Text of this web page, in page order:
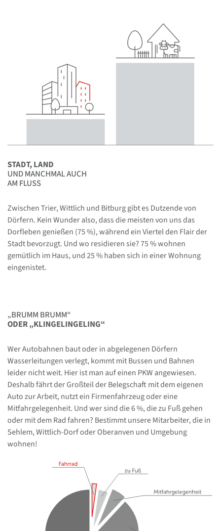
STADT, LAND
UND MANCHMAL AUCH
AM FLUSS
Zwischen Trier, Wittlich und Bitburg gibt es Dutzende von
Dörfern. Kein Wunder also, dass die meisten von uns das
Dorfleben genießen (75 %), während ein Viertel den Flair der
Stadt bevorzugt. Und wo residieren sie? 75 % wohnen
gemütlich im Haus, und 25 % haben sich in einer Wohnung
eingenistet.
„BRUMM BRUMM“
ODER „KLINGELINGELING“
Wer Autobahnen baut oder in abgelegenen Dörfern
Wasserleitungen verlegt, kommt mit Bussen und Bahnen
leider nicht weit. Hier ist man auf einen PKW angewiesen.
Deshalb fährt der Großteil der Belegschaft mit dem eigenen
Auto zur Arbeit, nutzt ein Firmenfahrzeug oder eine
Mitfahrgelegenheit. Und wer sind die 6 %, die zu Fuß gehen
oder mit dem Rad fahren? Bestimmt unsere Mitarbeiter, die in
Sehlem, Wittlich-Dorf oder Oberanven und Umgebung
wohnen!